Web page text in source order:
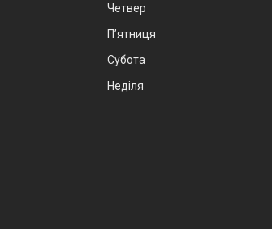
Четвер
Пʼятниця
Субота
Неділя